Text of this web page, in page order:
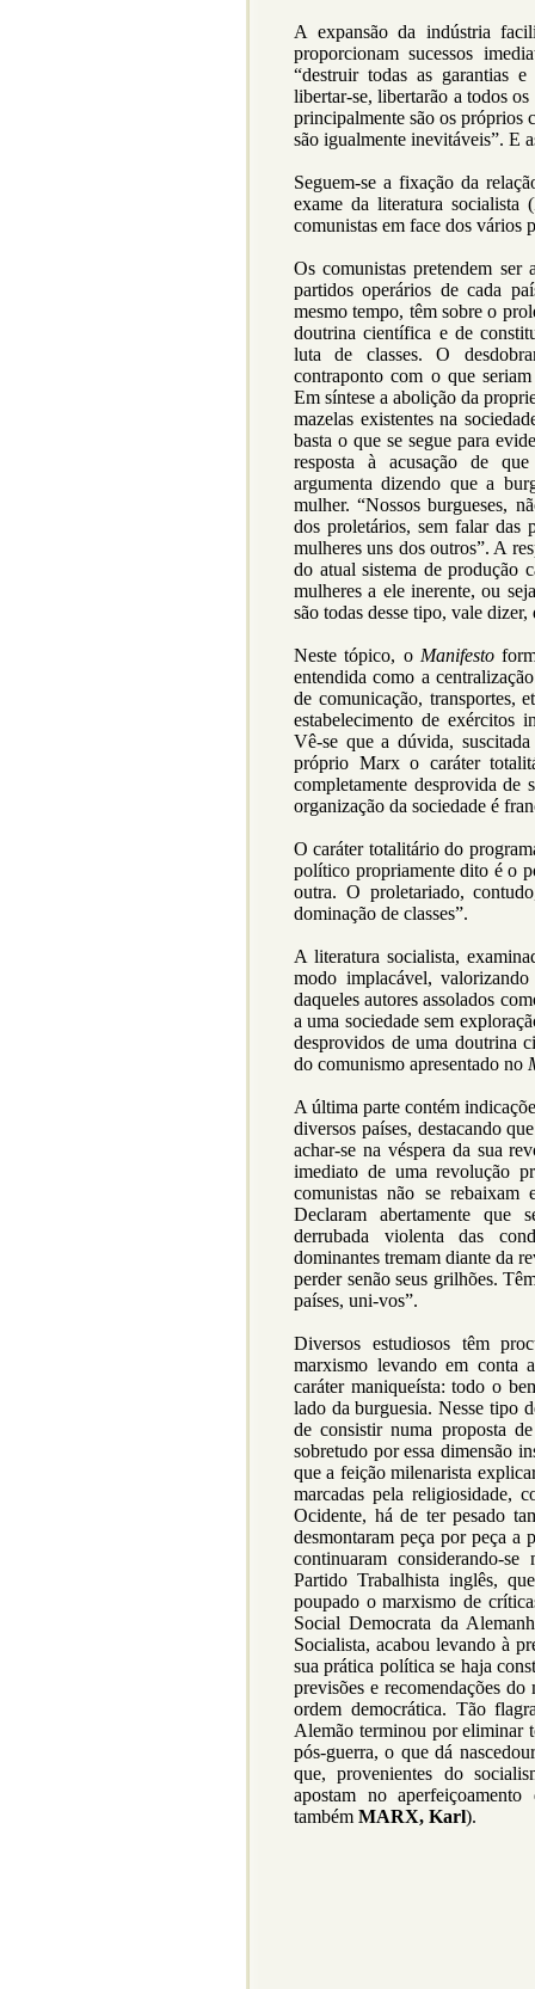
A expansão da indústria
proporcionam sucessos
“destruir todas as garantias
libertar-se, libertarão a todos
principalmente são os próprios
são igualmente inevitáveis”. E
Seguem-se a fixação da
exame da literatura
comunistas em face dos vários
Os comunistas pretendem ser
partidos operários de cada
mesmo tempo, têm sobre o
doutrina científica e de
luta de classes. O
contraponto com o que
Em síntese a abolição da
mazelas existentes na
basta o que se segue para
resposta à acusação de
argumenta dizendo que a
mulher. “Nossos burgueses,
dos proletários, sem falar das
mulheres uns dos outros”. A
do atual sistema de produção
mulheres a ele inerente, ou
são todas desse tipo, vale
Neste tópico, o Manifesto
entendida como a
de comunicação, transportes,
estabelecimento de exércitos
Vê-se que a dúvida,
próprio Marx o caráter
completamente desprovida
organização da sociedade é
O caráter totalitário do
político propriamente dito é o
outra. O proletariado,
dominação de classes”.
A literatura socialista,
modo implacável,
daqueles autores assolados
a uma sociedade sem
desprovidos de uma doutrina
do comunismo apresentado no
A última parte contém
diversos países, destacando
achar-se na véspera da sua
imediato de uma revolução
comunistas não se rebaixam
Declaram abertamente que
derrubada violenta das
dominantes tremam diante da
perder senão seus grilhões.
países, uni-vos”.
Diversos estudiosos têm
marxismo levando em conta
caráter maniqueísta: todo o
lado da burguesia. Nesse tipo
de consistir numa proposta
sobretudo por essa dimensão
que a feição milenarista
marcadas pela religiosidade,
Ocidente, há de ter pesado
desmontaram peça por peça a
continuaram considerando-
Partido Trabalhista inglês,
poupado o marxismo de
Social Democrata da
Socialista, acabou levando à
sua prática política se haja
previsões e recomendações
ordem democrática. Tão
Alemão terminou por eliminar
pós-guerra, o que dá
que, provenientes do
apostam no
também MARX, Karl).